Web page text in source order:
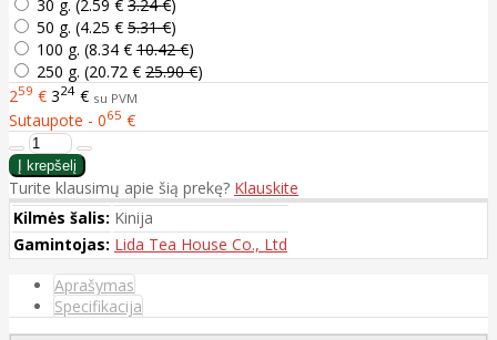
30 g. (2.59 € 3.24 €)
50 g. (4.25 € 5.31 €)
100 g. (8.34 € 10.42 €)
250 g. (20.72 € 25.90 €)
259 € 324 € su PVM
Sutaupote - 065 €
Turite klausimų apie šią prekę? Klauskite
Kilmės šalis: Kinija
Gamintojas: Lida Tea House Co., Ltd
Aprašymas
Specifikacija